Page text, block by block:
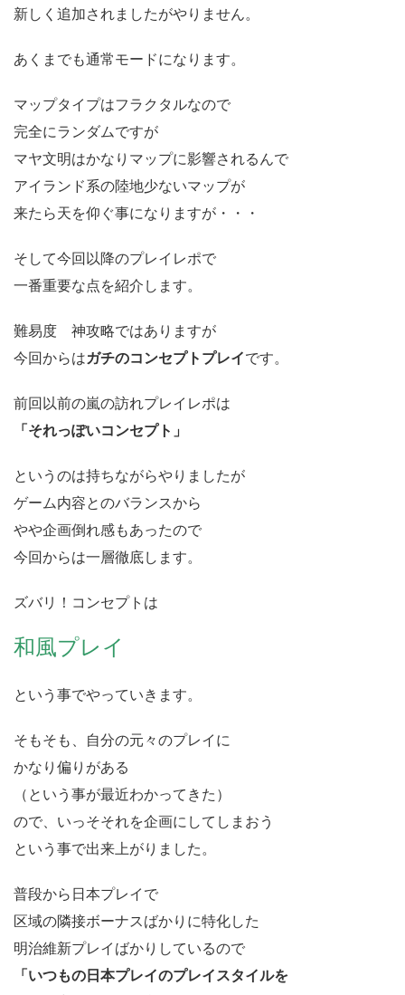
新しく追加されましたがやりません。
あくまでも通常モードになります。
マップタイプはフラクタルなので
完全にランダムですが
マヤ文明はかなりマップに影響されるんで
アイランド系の陸地少ないマップが
来たら天を仰ぐ事になりますが・・・
そして今回以降のプレイレポで
一番重要な点を紹介します。
難易度 神攻略ではありますが
今回からはガチのコンセプトプレイです。
前回以前の嵐の訪れプレイレポは
「それっぽいコンセプト」
というのは持ちながらやりましたが
ゲーム内容とのバランスから
やや企画倒れ感もあったので
今回からは一層徹底します。
ズバリ！コンセプトは
和風プレイ
という事でやっていきます。
そもそも、自分の元々のプレイに
かなり偏りがある
（という事が最近わかってきた）
ので、いっそそれを企画にしてしまおう
という事で出来上がりました。
普段から日本プレイで
区域の隣接ボーナスばかりに特化した
明治維新プレイばかりしているので
「いつもの日本プレイのプレイスタイルを